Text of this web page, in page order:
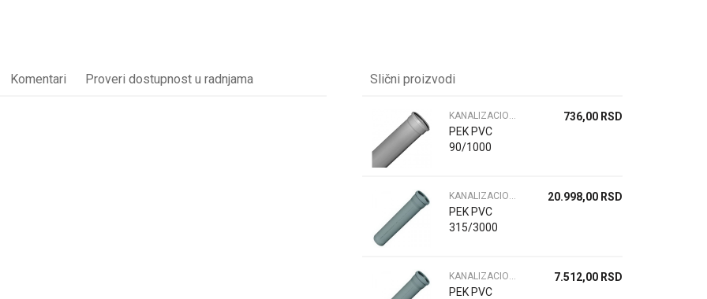
Komentari Proveri dostupnost u radnjama Slični proizvodi
KANALIZACIONE CEVI
PEK PVC
90/1000
736,00 RSD
KANALIZACIONE CEVI
PEK PVC
315/3000
20.998,00 RSD
KANALIZACIONE CEVI
PEK PVC
7.512,00 RSD